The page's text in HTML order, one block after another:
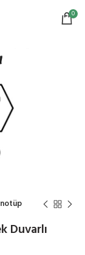
0
Duvarlı